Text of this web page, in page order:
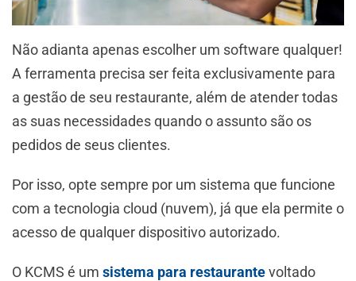
Não adianta apenas escolher um software qualquer!
A ferramenta precisa ser feita exclusivamente para
a gestão de seu restaurante, além de atender todas
as suas necessidades quando o assunto são os
pedidos de seus clientes.
Por isso, opte sempre por um sistema que funcione
com a tecnologia cloud (nuvem), já que ela permite o
acesso de qualquer dispositivo autorizado.
O KCMS é um sistema para restaurantevoltado